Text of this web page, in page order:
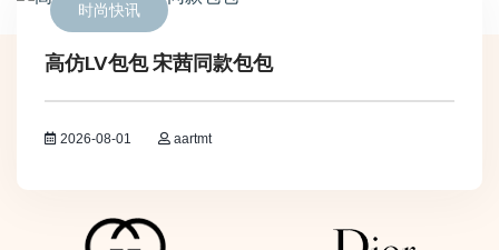
时尚快讯
高仿LV包包 宋茜同款包包
2026-08-01 aartmt